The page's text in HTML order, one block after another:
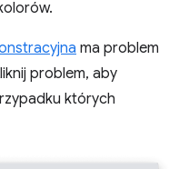
ma problem
problem, aby
których